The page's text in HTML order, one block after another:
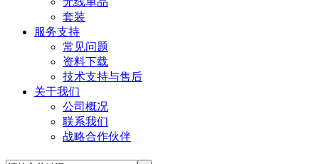
套装
服务支持
常见问题
资料下载
技术支持与售后
关于我们
公司概况
联系我们
战略合作伙伴